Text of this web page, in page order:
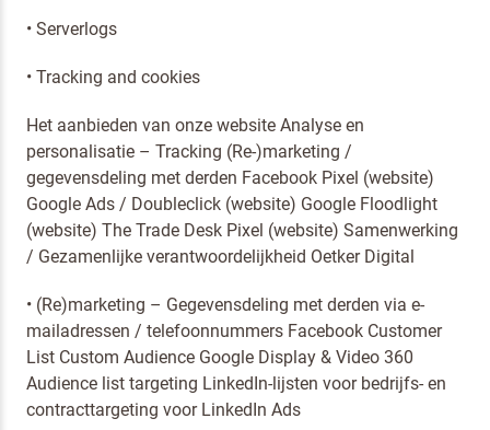
• Serverlogs
• Tracking and cookies
Het aanbieden van onze website Analyse en
personalisatie – Tracking (Re-)marketing /
gegevensdeling met derden Facebook Pixel (website)
Google Ads / Doubleclick (website) Google Floodlight
(website) The Trade Desk Pixel (website) Samenwerking
/ Gezamenlijke verantwoordelijkheid Oetker Digital
• (Re)marketing – Gegevensdeling met derden via e-
mailadressen / telefoonnummers Facebook Customer
List Custom Audience Google Display & Video 360
Audience list targeting LinkedIn-lijsten voor bedrijfs- en
contracttargeting voor LinkedIn Ads